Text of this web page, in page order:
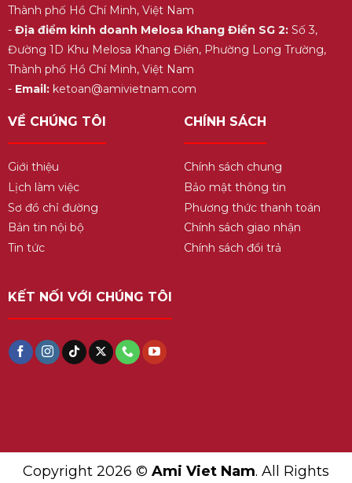
Thành phố Hồ Chí Minh, Việt Nam
- Địa điểm kinh doanh Melosa Khang Điền SG 2:Số 3,
Đường 1D Khu Melosa Khang Điền, Phường Long Trường,
Thành phố Hồ Chí Minh, Việt Nam
- Email:ketoan@amivietnam.com
VỀ CHÚNG TÔI
Giới thiệu
Lịch làm việc
Sơ đồ chỉ đường
Bản tin nội bộ
Tin tức
CHÍNH SÁCH
Chính sách chung
Bảo mật thông tin
Phương thức thanh toán
Chính sách giao nhận
Chính sách đổi trả
KẾT NỐI VỚI CHÚNG TÔI
Copyright 2026 © Ami Viet Nam. All Rights